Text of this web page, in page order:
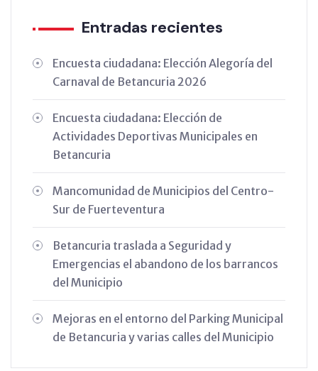
Entradas recientes
Encuesta ciudadana: Elección Alegoría del
Carnaval de Betancuria 2026
Encuesta ciudadana: Elección de
Actividades Deportivas Municipales en
Betancuria
Mancomunidad de Municipios del Centro-
Sur de Fuerteventura
Betancuria traslada a Seguridad y
Emergencias el abandono de los barrancos
del Municipio
Mejoras en el entorno del Parking Municipal
de Betancuria y varias calles del Municipio